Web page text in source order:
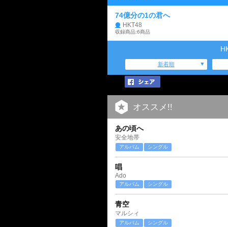
74億分の1の君へ
HKT48
収録商品:6商品
新着順
オススメ!!
あの頃へ
安全地帯
アルバム シングル
唱
Ado
アルバム シングル
青空
マルシィ
アルバム シングル